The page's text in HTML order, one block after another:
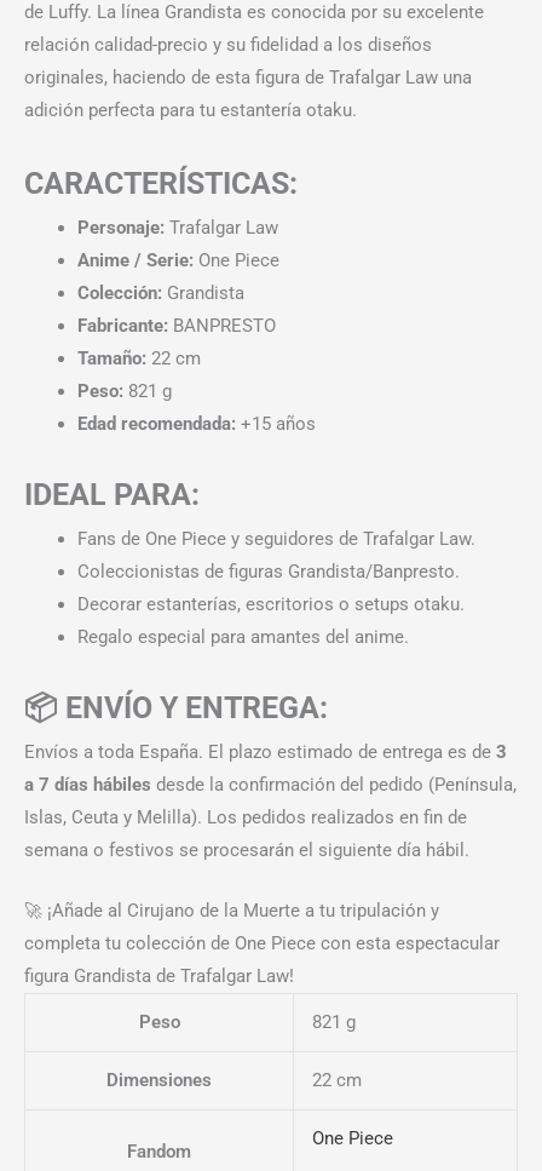
de Luffy. La línea Grandista es conocida por su excelente
relación calidad-precio y su fidelidad a los diseños
originales, haciendo de esta figura de Trafalgar Law una
adición perfecta para tu estantería otaku.
CARACTERÍSTICAS:
Personaje: Trafalgar Law
Anime / Serie: One Piece
Colección: Grandista
Fabricante: BANPRESTO
Tamaño: 22 cm
Peso: 821 g
Edad recomendada: +15 años
IDEAL PARA:
Fans de One Piece y seguidores de Trafalgar Law.
Coleccionistas de figuras Grandista/Banpresto.
Decorar estanterías, escritorios o setups otaku.
Regalo especial para amantes del anime.
📦 ENVÍO Y ENTREGA:
Envíos a toda España. El plazo estimado de entrega es de 3
a 7 días hábiles desde la confirmación del pedido (Península,
Islas, Ceuta y Melilla). Los pedidos realizados en fin de
semana o festivos se procesarán el siguiente día hábil.
🚀 ¡Añade al Cirujano de la Muerte a tu tripulación y
completa tu colección de One Piece con esta espectacular
figura Grandista de Trafalgar Law!
Peso 821 g
Dimensiones 22 cm
Fandom
One Piece